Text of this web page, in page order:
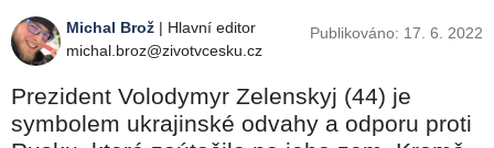
Michal Brož | Hlavní editor
michal.broz@zivotvcesku.cz
Publikováno: 17. 6. 2022
Prezident Volodymyr Zelenskyj (44) je
symbolem ukrajinské odvahy a odporu proti